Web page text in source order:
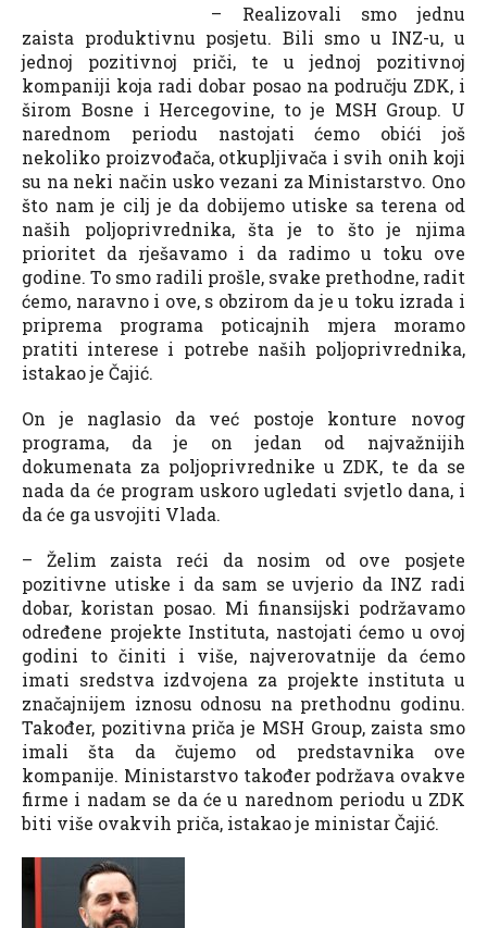
– Realizovali smo jednu
zaista produktivnu posjetu. Bili smo u INZ-u, u
jednoj pozitivnoj priči, te u jednoj pozitivnoj
kompaniji koja radi dobar posao na području ZDK, i
širom Bosne i Hercegovine, to je MSH Group. U
narednom periodu nastojati ćemo obići još
nekoliko proizvođača, otkupljivača i svih onih koji
su na neki način usko vezani za Ministarstvo. Ono
što nam je cilj je da dobijemo utiske sa terena od
naših poljoprivrednika, šta je to što je njima
prioritet da rješavamo i da radimo u toku ove
godine. To smo radili prošle, svake prethodne, radit
ćemo, naravno i ove, s obzirom da je u toku izrada i
priprema programa poticajnih mjera moramo
pratiti interese i potrebe naših poljoprivrednika,
istakao je Čajić.
On je naglasio da već postoje konture novog
programa, da je on jedan od najvažnijih
dokumenata za poljoprivrednike u ZDK, te da se
nada da će program uskoro ugledati svjetlo dana, i
da će ga usvojiti Vlada.
– Želim zaista reći da nosim od ove posjete
pozitivne utiske i da sam se uvjerio da INZ radi
dobar, koristan posao. Mi finansijski podržavamo
određene projekte Instituta, nastojati ćemo u ovoj
godini to činiti i više, najverovatnije da ćemo
imati sredstva izdvojena za projekte instituta u
značajnijem iznosu odnosu na prethodnu godinu.
Također, pozitivna priča je MSH Group, zaista smo
imali šta da čujemo od predstavnika ove
kompanije. Ministarstvo također podržava ovakve
firme i nadam se da će u narednom periodu u ZDK
biti više ovakvih priča, istakao je ministar Čajić.